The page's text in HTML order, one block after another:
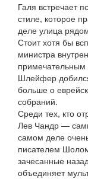
Галя встречает
стиле, которое
деле улица
Стоит хотя бы
министра
примечательным
Шлейфер
больше о
собраний.
Среди тех, кто
Лев Чандр —
самом деле
писателем
зачесанные
объединяет